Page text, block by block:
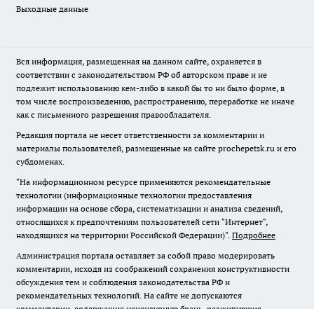
Выходные данные
Вся информация, размещенная на данном сайте, охраняется в
соответствии с законодательством РФ об авторском праве и не
подлежит использованию кем-либо в какой бы то ни было форме, в
том числе воспроизведению, распространению, переработке не иначе
как с письменного разрешения правообладателя.
Редакция портала не несет ответственности за комментарии и
материалы пользователей, размещенные на сайте prochepetsk.ru и его
субдоменах.
"На информационном ресурсе применяются рекомендательные
технологии (информационные технологии предоставления
информации на основе сбора, систематизации и анализа сведений,
относящихся к предпочтениям пользователей сети "Интернет",
находящихся на территории Российской Федерации)". Подробнее
Администрация портала оставляет за собой право модерировать
комментарии, исходя из соображений сохранения конструктивности
обсуждения тем и соблюдения законодательства РФ и
рекомендательных технологий. На сайте не допускаются